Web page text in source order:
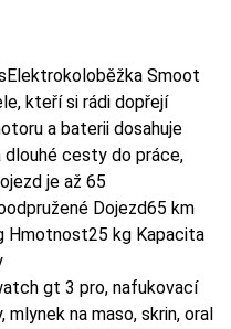
Smoot
kteří si rádi dopřejí
a baterii dosahuje
dlouhé cesty do práce,
je až 65
Dojezd65 km
Hmotnost25 kg Kapacita
gt 3 pro, nafukovací
na maso, skrin, oral